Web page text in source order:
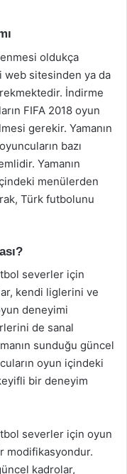
oldukça
web sitesinden ya da
İndirme
FIFA 2018 oyun
gerekir. Yamanın
bazı
Yamanın
menülerden
Türk futbolunu
severler için
kendi liglerini ve
deneyimi
de sanal
sunduğu güncel
oyun içindeki
bir deneyim
severler için oyun
modifikasyondur.
kadrolar,